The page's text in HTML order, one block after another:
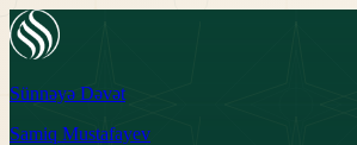
Sünnəyə Dəvət
Samiq Mustafayev